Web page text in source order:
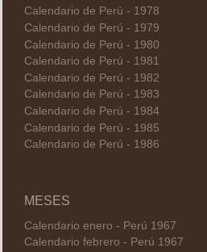
Calendario de Perú - 1978
Calendario de Perú - 1979
Calendario de Perú - 1980
Calendario de Perú - 1981
Calendario de Perú - 1982
Calendario de Perú - 1983
Calendario de Perú - 1984
Calendario de Perú - 1985
Calendario de Perú - 1986
MESES
Calendario enero - Perú 1967
Calendario febrero - Perú 1967